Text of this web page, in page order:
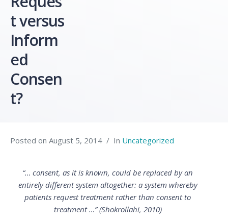
t versus
Inform
ed
Consen
t?
Posted on August 5, 2014 In Uncategorized
“… consent, as it is known, could be replaced by an
entirely different system altogether: a system whereby
patients request treatment rather than consent to
treatment …” (Shokrollahi, 2010)